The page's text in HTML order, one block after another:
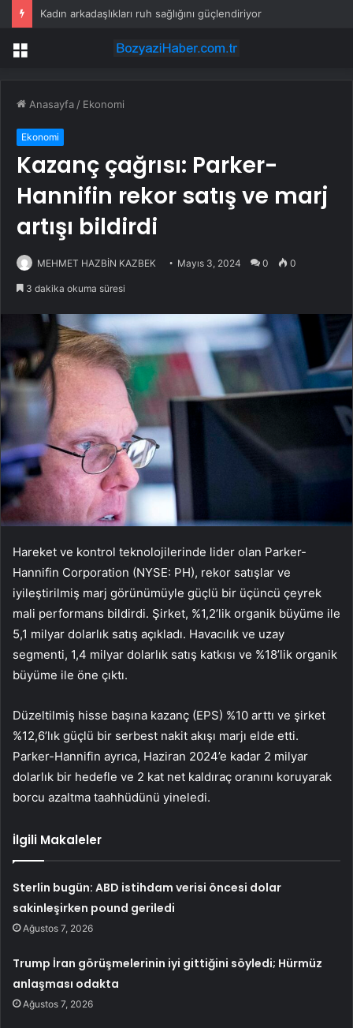
Kadın arkadaşlıkları ruh sağlığını güçlendiriyor
Menü
Anasayfa / Ekonomi
Ekonomi
Kazanç çağrısı: Parker-
Hannifin rekor satış ve marj
artışı bildirdi
MEHMET HAZBİN KAZBEK Mayıs 3, 2024 0 0
3 dakika okuma süresi
Hareket ve kontrol teknolojilerinde lider olan Parker-
Hannifin Corporation (NYSE: PH), rekor satışlar ve
iyileştirilmiş marj görünümüyle güçlü bir üçüncü çeyrek
mali performans bildirdi. Şirket, %1,2’lik organik büyüme ile
5,1 milyar dolarlık satış açıkladı. Havacılık ve uzay
segmenti, 1,4 milyar dolarlık satış katkısı ve %18’lik organik
büyüme ile öne çıktı.
Düzeltilmiş hisse başına kazanç (EPS) %10 arttı ve şirket
%12,6’lık güçlü bir serbest nakit akışı marjı elde etti.
Parker-Hannifin ayrıca, Haziran 2024’e kadar 2 milyar
dolarlık bir hedefle ve 2 kat net kaldıraç oranını koruyarak
borcu azaltma taahhüdünü yineledi.
İlgili Makaleler
Sterlin bugün: ABD istihdam verisi öncesi dolar
sakinleşirken pound geriledi
Ağustos 7, 2026
Trump İran görüşmelerinin iyi gittiğini söyledi; Hürmüz
anlaşması odakta
Ağustos 7, 2026